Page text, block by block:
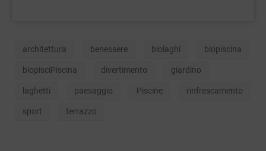
architettura benessere biolaghi biopiscina
biopisciPiscina divertimento giardino
laghetti paesaggio Piscine rinfrescamento
sport terrazzo